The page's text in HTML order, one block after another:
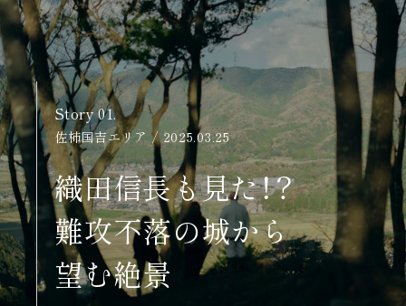
Story 01.
佐柿国吉エリア 2025.03.25
織田信長も見た！？
難攻不落の城から
望む絶景